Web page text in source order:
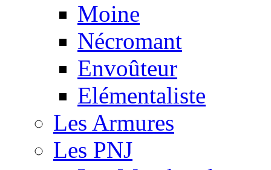
Moine
Nécromant
Envoûteur
Elémentaliste
Les Armures
Les PNJ